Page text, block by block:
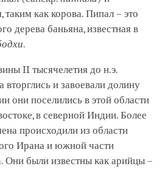
как корова. Пипал – это
дерева баньяна, известная в
.
II тысячелетия до н.э.
и завоевали долину
они поселились в этой области
в северной Индии. Более
происходили из области
Ирана и южной части
Они были известны как арийцы –